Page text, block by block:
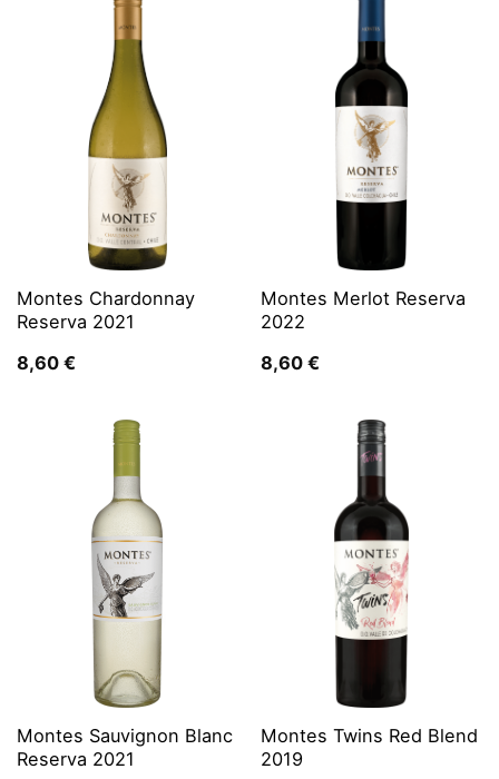
Montes Chardonnay
Reserva 2021
8,60 €
Montes Merlot Reserva
2022
8,60 €
Montes Sauvignon Blanc
Reserva 2021
Montes Twins Red Blend
2019